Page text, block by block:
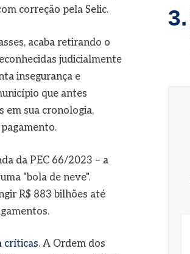
correção pela Selic.
acaba retirando o
judicialmente
insegurança e
que antes
em sua cronologia,
da PEC 66/2023 – a
"bola de neve".
R$ 883 bilhões até
críticas. A Ordem dos